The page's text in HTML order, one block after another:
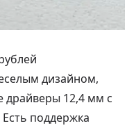
дизайном,
драйверы 12,4 мм с
поддержка